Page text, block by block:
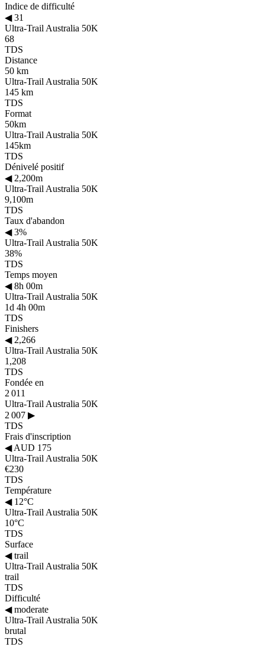
Indice de difficulté
◀31
Ultra-Trail Australia 50K
68
TDS
Distance
50 km
Ultra-Trail Australia 50K
145 km
TDS
Format
50km
Ultra-Trail Australia 50K
145km
TDS
Dénivelé positif
◀2,200m
Ultra-Trail Australia 50K
9,100m
TDS
Taux d'abandon
◀3%
Ultra-Trail Australia 50K
38%
TDS
Temps moyen
◀8h 00m
Ultra-Trail Australia 50K
1d 4h 00m
TDS
Finishers
◀2,266
Ultra-Trail Australia 50K
1,208
TDS
Fondée en
2 011
Ultra-Trail Australia 50K
2 007 ▶
TDS
Frais d'inscription
◀AUD 175
Ultra-Trail Australia 50K
€230
TDS
Température
◀12°C
Ultra-Trail Australia 50K
10°C
TDS
Surface
◀trail
Ultra-Trail Australia 50K
trail
TDS
Difficulté
◀moderate
Ultra-Trail Australia 50K
brutal
TDS